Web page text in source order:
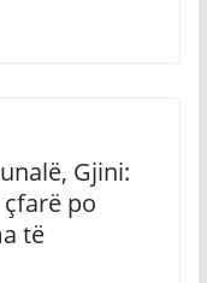
Gjini:
po
të